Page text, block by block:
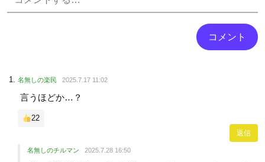
名無しの楽民 2025.7.17 11:02
言うほどか…？
22
返信
名無しのチルマン 2025.7.28 16:50